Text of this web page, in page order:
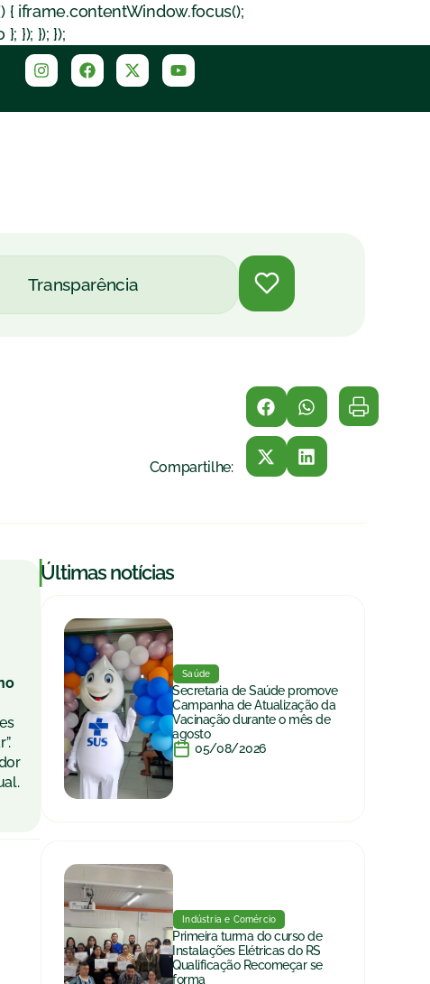
iframe.contentWindow.focus();
}); }); });
Transparência
Compartilhe:
|Últimas notícias
Saúde
Secretaria de Saúde promove
Campanha de Atualização da
Vacinação durante o mês de
agosto
05/08/2026
Indústria e Comércio
Primeira turma do curso de
Instalações Elétricas do RS
Qualificação Recomeçar se
forma